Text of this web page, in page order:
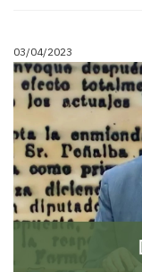
03/04/2023